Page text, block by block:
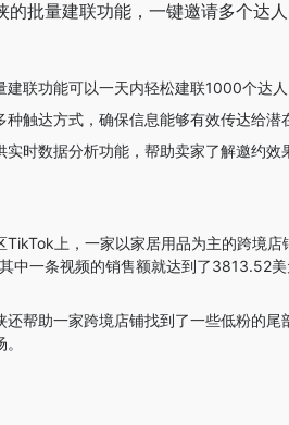
批量建联功能，一键邀请多个达人
联功能可以一天内轻松建联1000个达人
触达方式，确保信息能够有效传达给潜
时数据分析功能，帮助卖家了解邀约效
TikTok上，一家以家居用品为主的跨境
中一条视频的销售额就达到了3813.52
还帮助一家跨境店铺找到了一些低粉的